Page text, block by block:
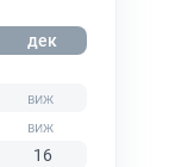
дек
16